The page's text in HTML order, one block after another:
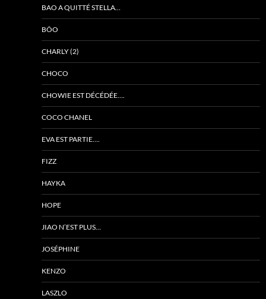
BAO A QUITTÉ STELLA…
BÔO
CHARLY (2)
CHOCO
CHOWIE EST DÉCÉDÉE….
COCO CHANEL
EVA EST PARTIE….
FIZZ
HAYKA
HOPE
JIAO N’EST PLUS…
JOSÉPHINE
KENZO
LASZLO